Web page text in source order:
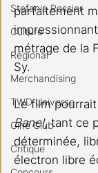
Stefanie Rossier
Culture
Régional
Merchandising
TWD Universe
Ciné Club
Critique
parfaitement
métrage de la
Sy.
Le film
Banel, tant ce
déterminée,
électron libre